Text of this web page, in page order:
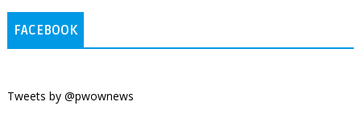
FACEBOOK
Tweets by @pwownews